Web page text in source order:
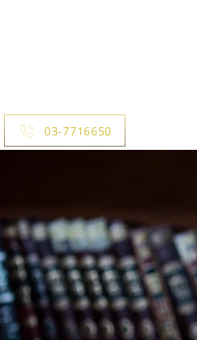
03-7716650